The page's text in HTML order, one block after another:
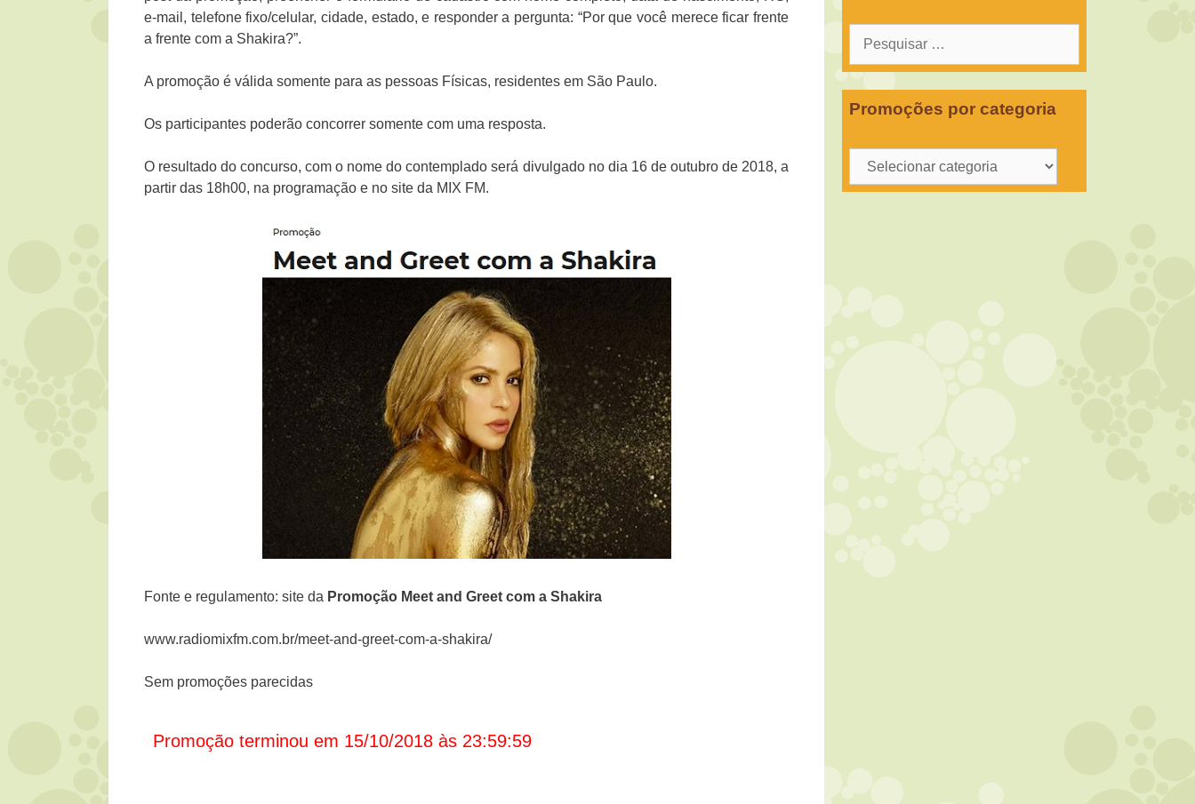
e-mail, telefone fixo/celular, cidade, estado, e responder a pergunta: “Por que você merece ficar frente
a frente com a Shakira?”.
A promoção é válida somente para as pessoas Físicas, residentes em São Paulo.
Os participantes poderão concorrer somente com uma resposta.
O resultado do concurso, com o nome do contemplado será divulgado no dia 16 de outubro de 2018, a
partir das 18h00, na programação e no site da MIX FM.
Fonte e regulamento: site da Promoção Meet and Greet com a Shakira
www.radiomixfm.com.br/meet-and-greet-com-a-shakira/
Sem promoções parecidas
Promoção terminou em 15/10/2018 às 23:59:59
Pesquisar
Promoções por categoria
Promoções
por